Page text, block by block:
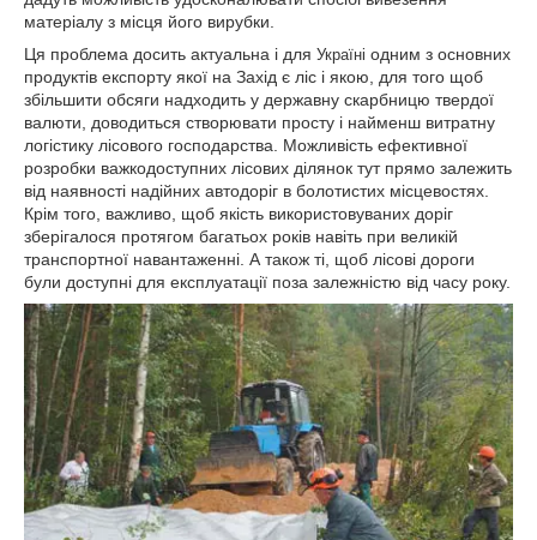
матеріалу з місця його вирубки.
Ця проблема досить актуальна і для Україні одним з основних
продуктів експорту якої на Захід є ліс і якою, для того щоб
збільшити обсяги надходить у державну скарбницю твердої
валюти, доводиться створювати просту і найменш витратну
логістику лісового господарства. Можливість ефективної
розробки важкодоступних лісових ділянок тут прямо залежить
від наявності надійних автодоріг в болотистих місцевостях.
Крім того, важливо, щоб якість використовуваних доріг
зберігалося протягом багатьох років навіть при великій
транспортної навантаженні. А також ті, щоб лісові дороги
були доступні для експлуатації поза залежністю від часу року.